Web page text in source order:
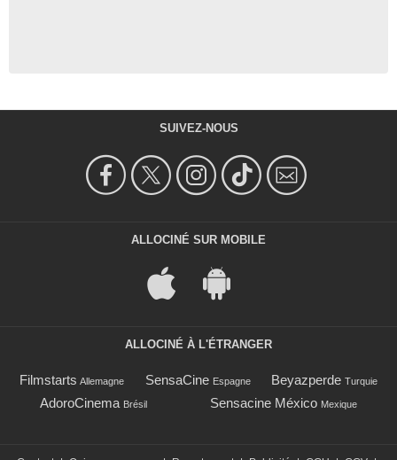
SUIVEZ-NOUS
ALLOCINÉ SUR MOBILE
ALLOCINÉ À L'ÉTRANGER
Filmstarts Allemagne SensaCine Espagne Beyazperde Turquie
AdoroCinema Brésil Sensacine México Mexique